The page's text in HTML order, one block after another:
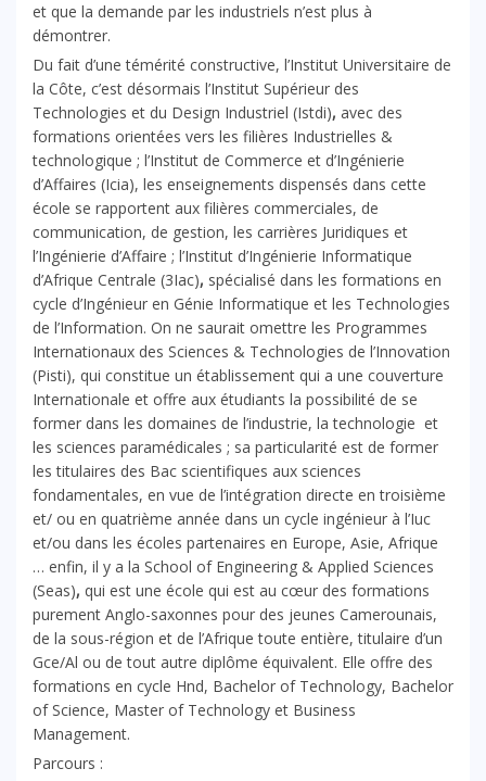
et que la demande par les industriels n’est plus à
démontrer.
Du fait d’une témérité constructive, l’Institut Universitaire de
la Côte, c’est désormais l’Institut Supérieur des
Technologies et du Design Industriel (Istdi), avec des
formations orientées vers les filières Industrielles &
technologique ; l’Institut de Commerce et d’Ingénierie
d’Affaires (Icia), les enseignements dispensés dans cette
école se rapportent aux filières commerciales, de
communication, de gestion, les carrières Juridiques et
l’Ingénierie d’Affaire ; l’Institut d’Ingénierie Informatique
d’Afrique Centrale (3Iac), spécialisé dans les formations en
cycle d’Ingénieur en Génie Informatique et les Technologies
de l’Information. On ne saurait omettre les Programmes
Internationaux des Sciences & Technologies de l’Innovation
(Pisti), qui constitue un établissement qui a une couverture
Internationale et offre aux étudiants la possibilité de se
former dans les domaines de l’industrie, la technologie et
les sciences paramédicales ; sa particularité est de former
les titulaires des Bac scientifiques aux sciences
fondamentales, en vue de l’intégration directe en troisième
et/ ou en quatrième année dans un cycle ingénieur à l’Iuc
et/ou dans les écoles partenaires en Europe, Asie, Afrique
… enfin, il y a la School of Engineering & Applied Sciences
(Seas), qui est une école qui est au cœur des formations
purement Anglo-saxonnes pour des jeunes Camerounais,
de la sous-région et de l’Afrique toute entière, titulaire d’un
Gce/Al ou de tout autre diplôme équivalent. Elle offre des
formations en cycle Hnd, Bachelor of Technology, Bachelor
of Science, Master of Technology et Business
Management.
Parcours :